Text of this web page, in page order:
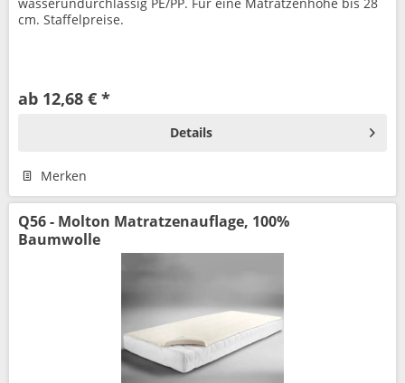
cm. Staffelpreise.
ab 12,68 € *
Details
Merken
Q56 - Molton Matratzenauflage, 100%
Baumwolle